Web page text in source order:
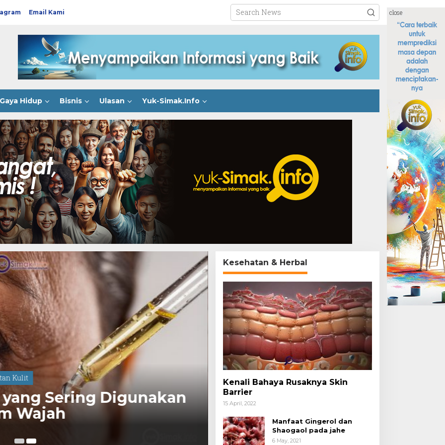
Email Kami
Hidup Bisnis Ulasan Yuk-Simak.Info
close
Kulit
Sering Digunakan
Serum Wajah
Artikel Yuk Simak Info
Kenali Bahaya Rusaknya
15 April, 2022
Kesehatan & Herbal
Kenali Bahaya Rusaknya Skin
Barrier
15 April, 2022
Manfaat Gingerol dan
Shaogaol pada jahe
6 May, 2021